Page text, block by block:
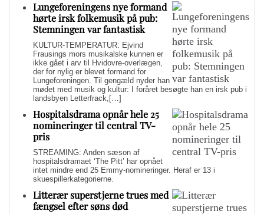
Lungeforeningens nye formand
hørte irsk folkemusik på pub:
Stemningen var fantastisk
KULTUR-TEMPERATUR: Ejvind
Frausings mors musikalske kunnen er
ikke gået i arv til Hvidovre-overlægen,
der for nylig er blevet formand for
Lungeforeningen. Til gengæld nyder han
mødet med musik og kultur: I foråret besøgte han en irsk pub i
landsbyen Letterfrack,[…]
Hospitalsdrama opnår hele 25
nomineringer til central TV-
pris
STREAMING: Anden sæson af
hospitalsdramaet ‘The Pitt’ har opnået
intet mindre end 25 Emmy-nomineringer. Heraf er 13 i
skuespillerkategorierne.
Litterær superstjerne trues med
fængsel efter søns død